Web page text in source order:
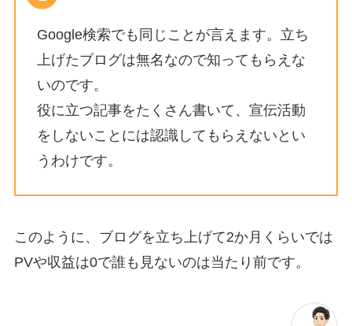
Google検索でも同じことが言えます。立ち
上げたブログは無名なので知ってもらえな
いのです。
役に立つ記事をたくさん書いて、宣伝活動
をしないことには認識してもらえないとい
うわけです。
このように、ブログを立ち上げて2か月くらいでは
PVや収益は0で誰も見ないのは当たり前です。